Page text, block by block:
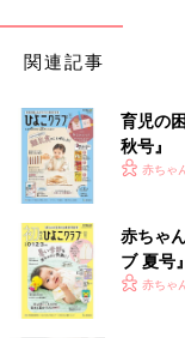
関連記事
育児の
秋号』
いっぱ
赤ちゃ
赤ちゃ
ブ 夏号
く！ お
赤ちゃ